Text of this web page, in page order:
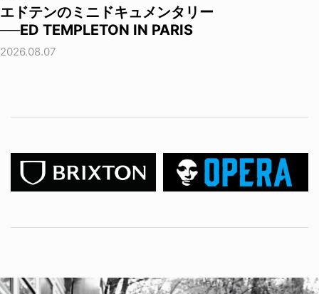
エドテンのミニドキュメンタリー
──ED TEMPLETON IN PARIS
2026.08.07